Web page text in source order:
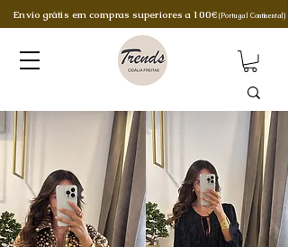
Envio grátis em compras superiores a 100€ (Portugal Continental)